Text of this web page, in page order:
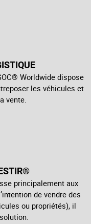
Worldwide dispose
les véhicules et
vente.
principalement aux
de vendre des
ou propriétés), il